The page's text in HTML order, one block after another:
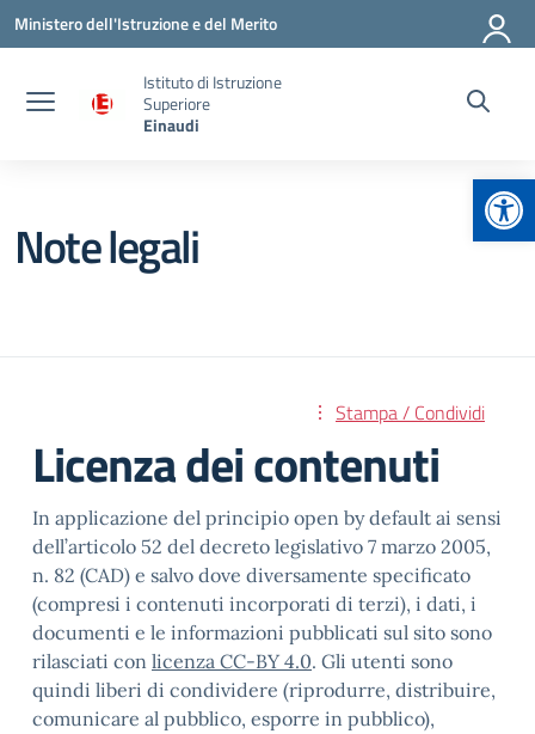
Vai ai contenuti
Vai al menu di navigazione
Vai al footer
Ministero dell'Istruzione e del Merito
Istituto di Istruzione
Superiore
Einaudi
Note legali
Stampa / Condividi
Licenza dei contenuti
In applicazione del principio open by default ai sensi
dell’articolo 52 del decreto legislativo 7 marzo 2005,
n. 82 (CAD) e salvo dove diversamente specificato
(compresi i contenuti incorporati di terzi), i dati, i
documenti e le informazioni pubblicati sul sito sono
rilasciati con licenza CC-BY 4.0. Gli utenti sono
quindi liberi di condividere (riprodurre, distribuire,
comunicare al pubblico, esporre in pubblico),